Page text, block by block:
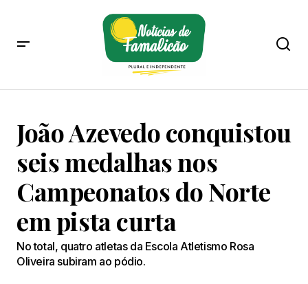
João Azevedo conquistou
seis medalhas nos
Campeonatos do Norte
em pista curta
No total, quatro atletas da Escola Atletismo Rosa
Oliveira subiram ao pódio.